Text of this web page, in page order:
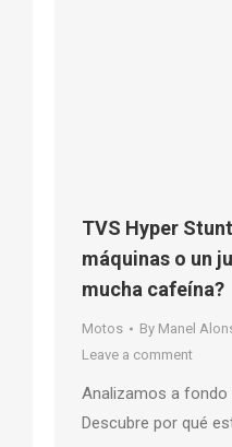
TVS Hyper
máquinas o un
mucha cafeína?
Motos By Manel
Leave a comment
Analizamos a fondo
Descubre por qué